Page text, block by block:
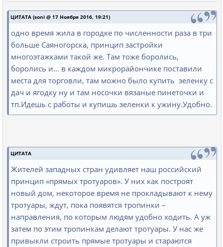
ЦИТАТА (soni @ 17 Ноября 2016, 19:21)
одно время жила в городке по численности раза в три
больше Саяногорска, принцип застройки
многоэтажками такой же. Там тоже боролись,
боролись и... в каждом микрорайончике поставили
места для торговли, там можно было купить зеленку с
дач и ягодку ну и там носочки вязаные пинеточки и
тп.Идешь с работы и купишь зеленки к ужину.Удобно.
ЦИТАТА
Жителей западных стран удивляет наш российский
принцип «прямых тротуаров». У них как построят
новый дом, некоторое время не прокладывают к нему
тротуары, ждут, пока появятся тропинки –
направления, по которым людям удобно ходить. А уж
затем по этим тропинкам делают тротуары. У нас же
привыкли строить прямые тротуары и стараются